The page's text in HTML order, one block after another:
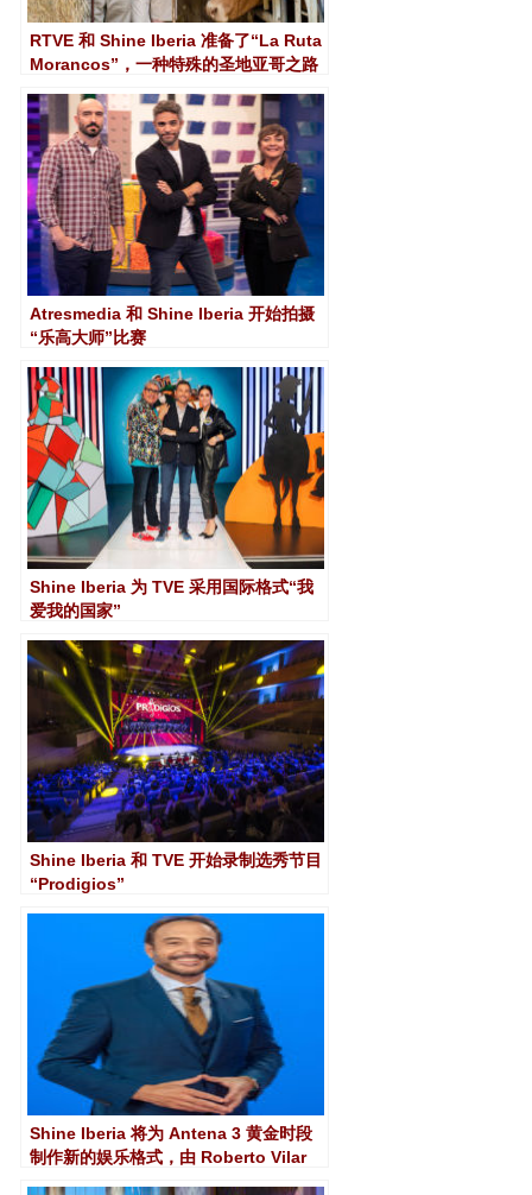
RTVE 和 Shine Iberia 准备了“La Ruta
Morancos”，一种特殊的圣地亚哥之路
Atresmedia 和 Shine Iberia 开始拍摄
“乐高大师”比赛
Shine Iberia 为 TVE 采用国际格式“我
爱我的国家”
Shine Iberia 和 TVE 开始录制选秀节目
“Prodigios”
Shine Iberia 将为 Antena 3 黄金时段
制作新的娱乐格式，由 Roberto Vilar